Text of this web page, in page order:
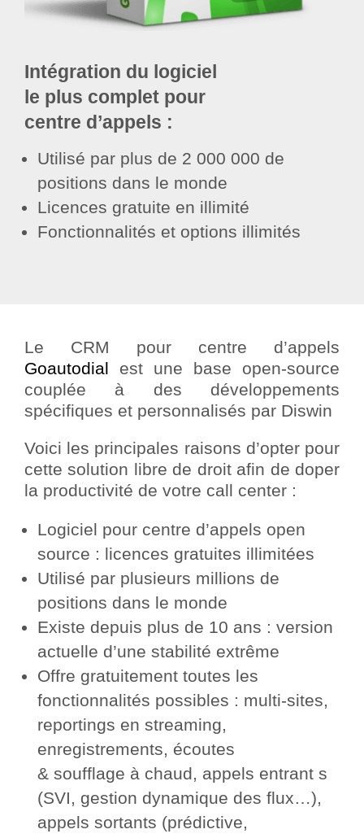
Intégration du logiciel
le plus complet pour
centre d’appels :
Utilisé par plus de 2 000 000 de
positions dans le monde
Licences gratuite en illimité
Fonctionnalités et options illimités
Le CRM pour centre d’appels
Goautodial est une base open-source
couplée à des développements
spécifiques et personnalisés par Diswin
Voici les principales raisons d’opter pour
cette solution libre de droit afin de doper
la productivité de votre call center :
Logiciel pour centre d’appels open
source : licences gratuites illimitées
Utilisé par plusieurs millions de
positions dans le monde
Existe depuis plus de 10 ans : version
actuelle d’une stabilité extrême
Offre gratuitement toutes les
fonctionnalités possibles : multi-sites,
reportings en streaming,
enregistrements, écoutes
& soufflage à chaud, appels entrant s
(SVI, gestion dynamique des flux…),
appels sortants (prédictive,